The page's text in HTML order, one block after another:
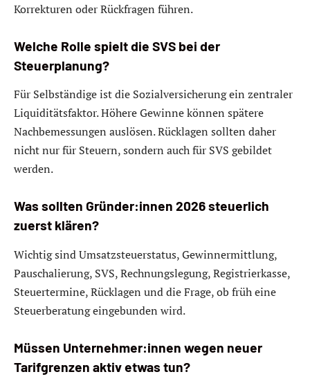
Korrekturen oder Rückfragen führen.
Welche Rolle spielt die SVS bei der
Steuerplanung?
Für Selbständige ist die Sozialversicherung ein zentraler
Liquiditätsfaktor. Höhere Gewinne können spätere
Nachbemessungen auslösen. Rücklagen sollten daher
nicht nur für Steuern, sondern auch für SVS gebildet
werden.
Was sollten Gründer:innen 2026 steuerlich
zuerst klären?
Wichtig sind Umsatzsteuerstatus, Gewinnermittlung,
Pauschalierung, SVS, Rechnungslegung, Registrierkasse,
Steuertermine, Rücklagen und die Frage, ob früh eine
Steuerberatung eingebunden wird.
Müssen Unternehmer:innen wegen neuer
Tarifgrenzen aktiv etwas tun?